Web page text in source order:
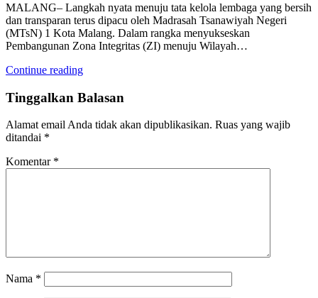
MALANG– Langkah nyata menuju tata kelola lembaga yang bersih
dan transparan terus dipacu oleh Madrasah Tsanawiyah Negeri
(MTsN) 1 Kota Malang. Dalam rangka menyukseskan
Pembangunan Zona Integritas (ZI) menuju Wilayah…
Continue reading
Tinggalkan Balasan
Alamat email Anda tidak akan dipublikasikan. Ruas yang wajib
ditandai *
Komentar *
Nama *